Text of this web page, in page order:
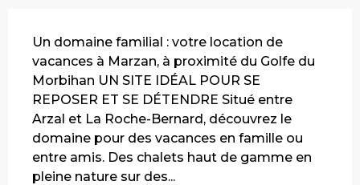
Un domaine familial : votre location de
vacances à Marzan, à proximité du Golfe du
Morbihan UN SITE IDÉAL POUR SE
REPOSER ET SE DÉTENDRE Situé entre
Arzal et La Roche-Bernard, découvrez le
domaine pour des vacances en famille ou
entre amis. Des chalets haut de gamme en
pleine nature sur des...